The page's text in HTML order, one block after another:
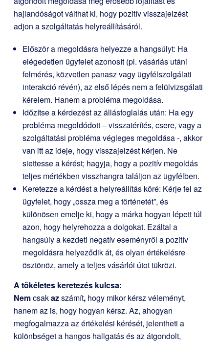
hajlandóságot válthat ki, hogy pozitív visszajelzést
adjon a szolgáltatás helyreállításáról.
Először a megoldásra helyezze a hangsúlyt: Ha
elégedetlen ügyfelet azonosít (pl. vásárlás utáni
felmérés, közvetlen panasz vagy ügyfélszolgálati
interakció révén), az első lépés nem a felülvizsgálati
kérelem. Hanem a probléma megoldása.
Időzítse a kérdezést az állásfoglalás után: Ha egy
probléma megoldódott – visszatérítés, csere, vagy a
szolgáltatási probléma végleges megoldása -, akkor
van itt az ideje, hogy visszajelzést kérjen. Ne
siettesse a kérést; hagyja, hogy a pozitív megoldás
teljes mértékben visszhangra találjon az ügyfélben.
Keretezze a kérdést a helyreállítás köré: Kérje fel az
ügyfelet, hogy „ossza meg a történetét”, és
különösen emelje ki, hogy a márka hogyan lépett túl
azon, hogy helyrehozza a dolgokat. Ezáltal a
hangsúly a kezdeti negatív eseményről a pozitív
megoldásra helyeződik át, és olyan értékelésre
ösztönöz, amely a teljes vásárlói útot tükrözi.
A tökéletes keretezés kulcsa:
Nemcsakazszámít, hogy mikor kérsz véleményt,
hanem az is, hogy hogyan kérsz. Az, ahogyan
megfogalmazza az értékelési kérését, jelentheti a
különbséget a hangos hallgatás és az átgondolt,